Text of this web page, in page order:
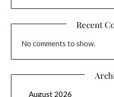
Recent
No comments to show.
August 2026